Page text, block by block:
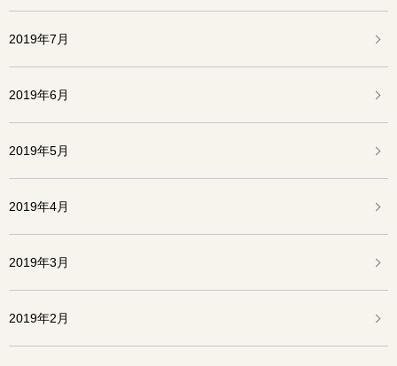
2019年7月
2019年6月
2019年5月
2019年4月
2019年3月
2019年2月